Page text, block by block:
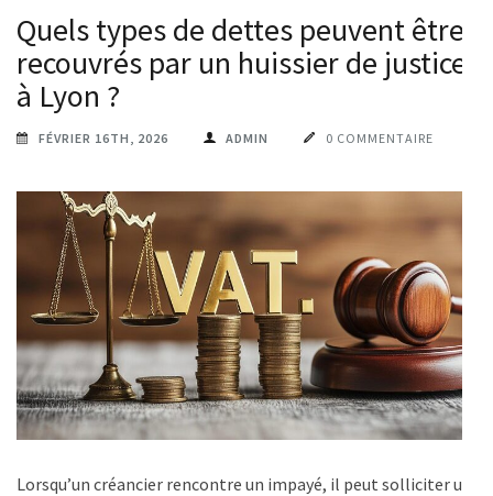
Quels types de dettes peuvent être
recouvrés par un huissier de justice
à Lyon ?
FÉVRIER 16TH, 2026 ADMIN 0 COMMENTAIRE
Lorsqu’un créancier rencontre un impayé, il peut solliciter un